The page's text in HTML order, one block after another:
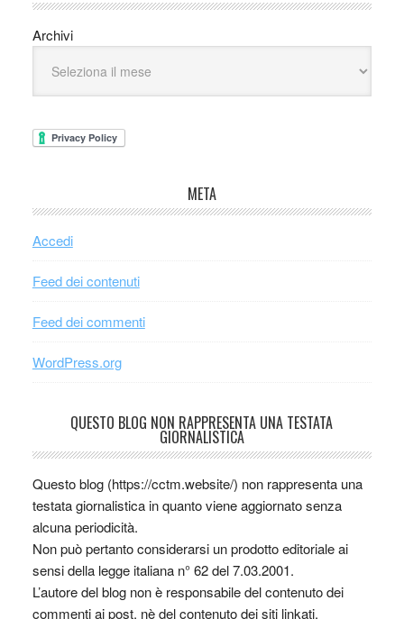
Archivi
META
Accedi
Feed dei contenuti
Feed dei commenti
WordPress.org
QUESTO BLOG NON RAPPRESENTA UNA TESTATA
GIORNALISTICA
Questo blog (https://cctm.website/) non rappresenta una
testata giornalistica in quanto viene aggiornato senza
alcuna periodicità.
Non può pertanto considerarsi un prodotto editoriale ai
sensi della legge italiana n° 62 del 7.03.2001.
L’autore del blog non è responsabile del contenuto dei
commenti ai post, nè del contenuto dei siti linkati.